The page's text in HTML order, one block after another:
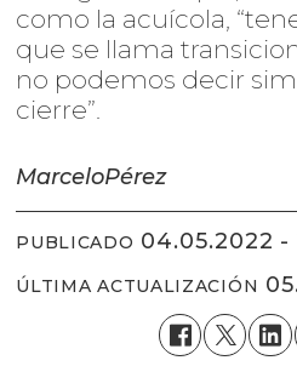
como la acuícola,
que se llama
no podemos decir
cierre”.
MarceloPérez
PUBLICADO 04.05.2022
ÚLTIMA ACTUALIZACIÓN